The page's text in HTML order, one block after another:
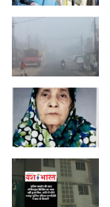
स्वास्थ्य
विभाग
ने
बिठाई
जांच